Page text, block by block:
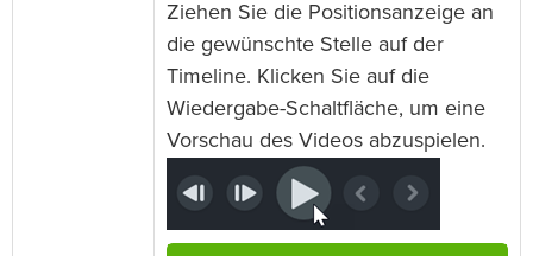
Ziehen Sie die Positionsanzeige an
die gewünschte Stelle auf der
Timeline. Klicken Sie auf die
Wiedergabe-Schaltfläche, um eine
Vorschau des Videos abzuspielen.